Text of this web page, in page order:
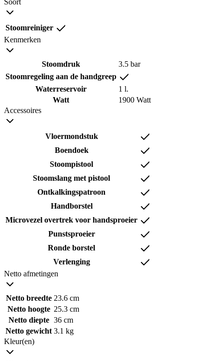
Soort
Stoomreiniger
Kenmerken
Stoomdruk
3.5 bar
Stoomregeling aan de handgreep
Waterreservoir
1 l.
Watt
1900 Watt
Accessoires
Vloermondstuk
Boendoek
Stoompistool
Stoomslang met pistool
Ontkalkingspatroon
Handborstel
Microvezel overtrek voor handsproeier
Punstsproeier
Ronde borstel
Verlenging
Netto afmetingen
Netto breedte 23.6 cm
Netto hoogte 25.3 cm
Netto diepte 36 cm
Netto gewicht 3.1 kg
Kleur(en)